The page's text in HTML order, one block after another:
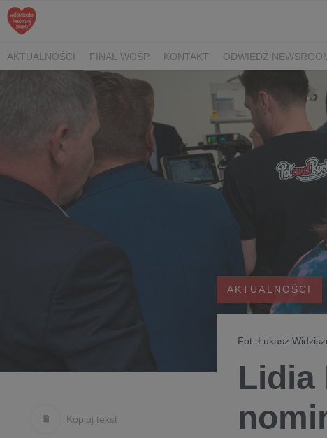
AKTUALNOŚCI FINAŁ WOŚP KONTAKT ODWIEDŹ
Kopiuj tekst
AKTUALNOŚCI
Fot. Łukasz
Lidia